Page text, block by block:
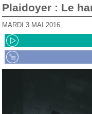
Plaidoyer : Le
MARDI 3 MAI 2016